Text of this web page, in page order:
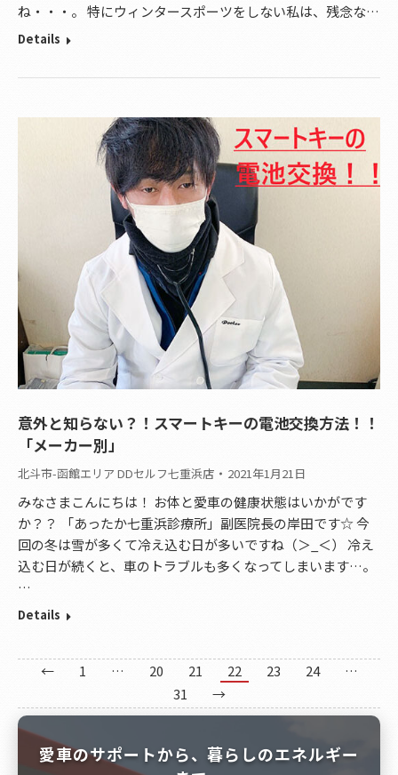
ね・・・。 特にウィンタースポーツをしない私は、残念な…
Details
意外と知らない？！スマートキーの電池交換方法！！
「メーカー別」
北斗市-函館エリア DDセルフ七重浜店 2021年1月21日
みなさまこんにちは！ お体と愛車の健康状態はいかがです
か？？ 「あったか七重浜診療所」副医院長の岸田です☆ 今
回の冬は雪が多くて冷え込む日が多いですね（＞_＜） 冷え
込む日が続くと、車のトラブルも多くなってしまいます…。
…
Details
← 1 … 20 21 22 23 24
…
31
→
愛車のサポートから、暮らしのエネルギー